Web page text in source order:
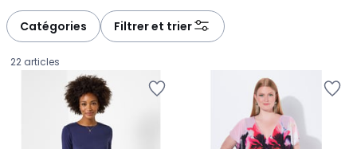
Catégories Filtrer et trier
22 articles